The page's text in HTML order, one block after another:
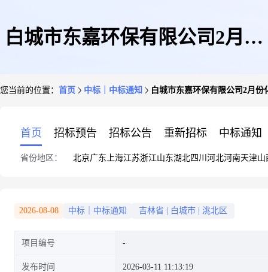
白城市东嘉环保有限公司2月份
您当前的位置： 首页 中标｜中标通知 白城市东嘉环保有限公司2月
首页 招标预告 招标公告 重新招标 中标通知
省份地区： 北京广东 上海江苏浙江山东湖北四川 河北河南天津山
2026-08-08 中标｜中标通知 吉林省 白城市 洮北区
项目编号
发布时间 2026-03-11 11:13:19